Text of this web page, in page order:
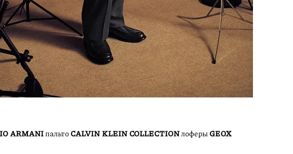
ARMANIпальтоCALVIN KLEIN COLLECTIONлоферыGEOX